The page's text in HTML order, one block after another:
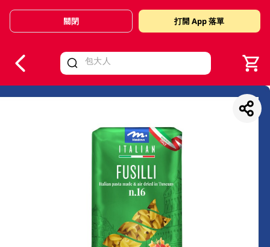
Valid Until 30 June 2026
關閉 打開 App 落單